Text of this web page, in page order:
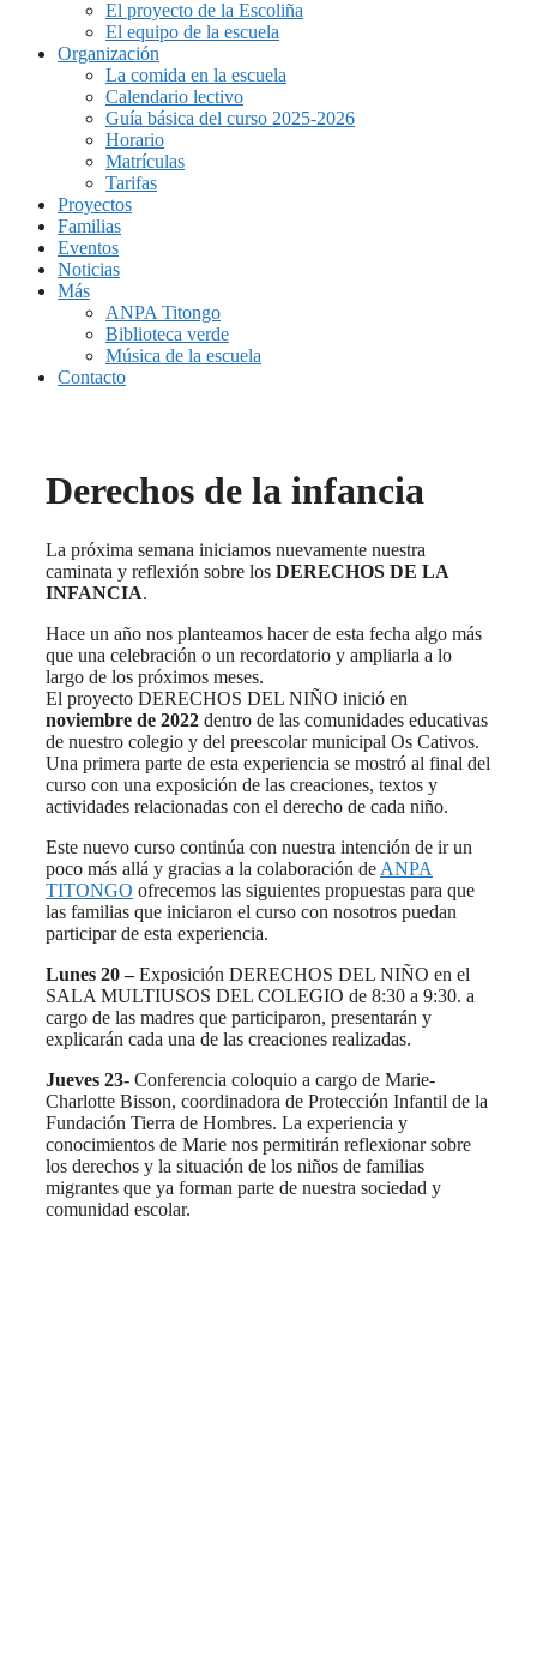
El proyecto de la Escoliña
El equipo de la escuela
Organización
La comida en la escuela
Calendario lectivo
Guía básica del curso 2025-2026
Horario
Matrículas
Tarifas
Proyectos
Familias
Eventos
Noticias
Más
ANPA Titongo
Biblioteca verde
Música de la escuela
Contacto
Derechos de la infancia
La próxima semana iniciamos nuevamente nuestra
caminata y reflexión sobre los DERECHOS DE LA
INFANCIA.
Hace un año nos planteamos hacer de esta fecha algo más
que una celebración o un recordatorio y ampliarla a lo
largo de los próximos meses.
El proyecto DERECHOS DEL NIÑO inició en
noviembre de 2022 dentro de las comunidades educativas
de nuestro colegio y del preescolar municipal Os Cativos.
Una primera parte de esta experiencia se mostró al final del
curso con una exposición de las creaciones, textos y
actividades relacionadas con el derecho de cada niño.
Este nuevo curso continúa con nuestra intención de ir un
poco más allá y gracias a la colaboración de ANPA
TITONGO ofrecemos las siguientes propuestas para que
las familias que iniciaron el curso con nosotros puedan
participar de esta experiencia.
Lunes 20 –Exposición DERECHOS DEL NIÑO en el
SALA MULTIUSOS DEL COLEGIO de 8:30 a 9:30. a
cargo de las madres que participaron, presentarán y
explicarán cada una de las creaciones realizadas.
Jueves 23- Conferencia coloquio a cargo de Marie-
Charlotte Bisson, coordinadora de Protección Infantil de la
Fundación Tierra de Hombres. La experiencia y
conocimientos de Marie nos permitirán reflexionar sobre
los derechos y la situación de los niños de familias
migrantes que ya forman parte de nuestra sociedad y
comunidad escolar.